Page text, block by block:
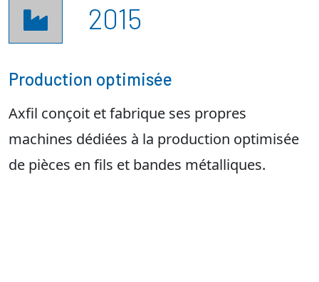
 2015
Production optimisée
Axfil conçoit et fabrique ses propres
machines dédiées à la production optimisée
de pièces en fils et bandes métalliques.